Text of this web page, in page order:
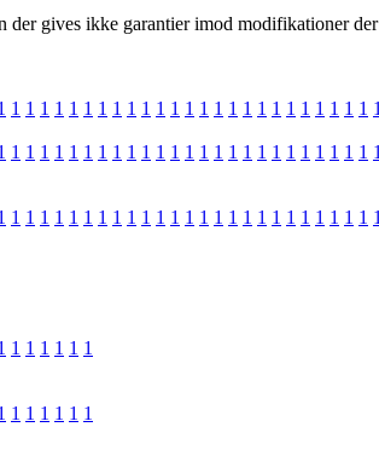
gives ikke garantier imod modifikationer
1 1 1 1 1 1 1 1 1 1 1 1 1 1 1 1 1 1 1 1 1 1 1 1 1 1
1 1 1 1 1 1 1 1 1 1 1 1 1 1 1 1 1 1 1 1 1 1 1 1 1 1
1 1 1 1 1 1 1 1 1 1 1 1 1 1 1 1 1 1 1 1 1 1 1 1 1 1
1 1 1 1 1 1
1 1 1 1 1 1